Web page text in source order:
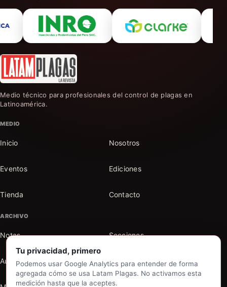
Tu privacidad, primero
Podemos usar Google Analytics para entender de forma
agregada cómo se usa Latam Plagas. No activamos esta
medición hasta que la aceptes.
Medio técnico para profesionales del control de plagas en
Latinoamérica.
MEDIO
Inicio Nosotros
Eventos Ediciones
Tienda Contacto
ARCHIVO
Notas Secciones
Autores Buscar en el archivo